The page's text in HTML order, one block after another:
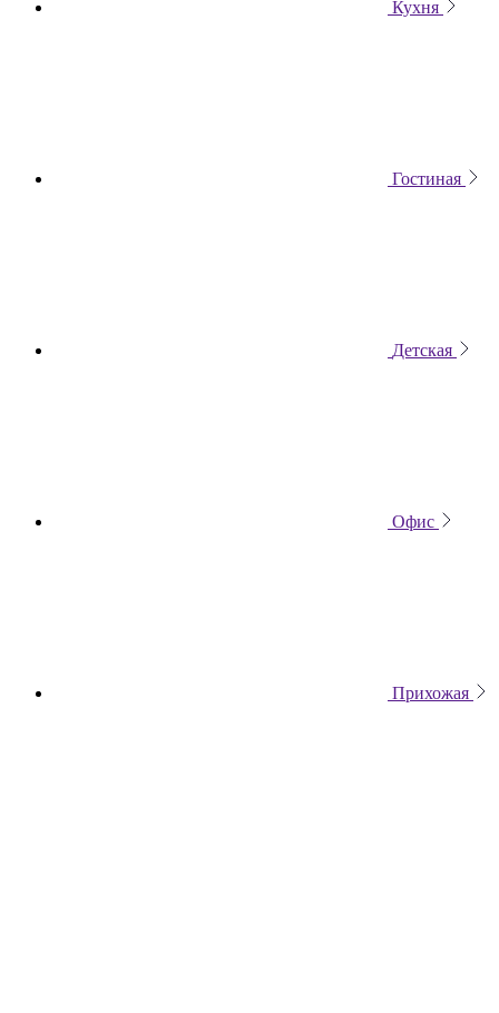
Кухня
Гостиная
Детская
Офис
Прихожая